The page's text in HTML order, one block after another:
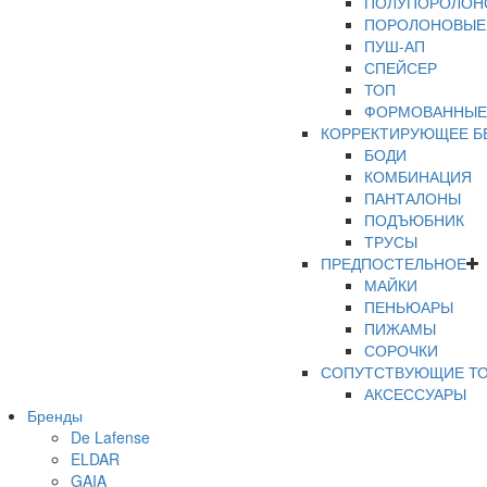
ПОРОЛОНОВЫЕ
ПУШ-АП
СПЕЙСЕР
ТОП
ФОРМОВАННЫЕ
КОРРЕКТИРУЮЩЕЕ
БОДИ
КОМБИНАЦИЯ
ПАНТАЛОНЫ
ПОДЪЮБНИК
ТРУСЫ
ПРЕДПОСТЕЛЬНОЕ
МАЙКИ
ПЕНЬЮАРЫ
ПИЖАМЫ
СОРОЧКИ
СОПУТСТВУЮЩИЕ
АКСЕССУАРЫ
Бренды
De Lafense
ELDAR
GAIA